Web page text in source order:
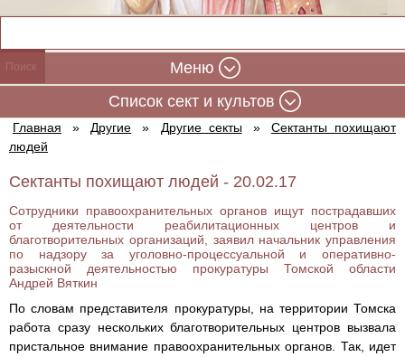
Меню
Cписок сект и культов
Главная » Другие » Другие секты »
Сектанты похищают
людей
Сектанты похищают людей - 20.02.17
Сотрудники правоохранительных органов ищут пострадавших
от деятельности реабилитационных центров и
благотворительных организаций, заявил начальник управления
по надзору за уголовно-процессуальной и оперативно-
разыскной деятельностью прокуратуры Томской области
Андрей Вяткин
По словам представителя прокуратуры, на территории Томска
работа сразу нескольких благотворительных центров вызвала
пристальное внимание правоохранительных органов. Так, идет